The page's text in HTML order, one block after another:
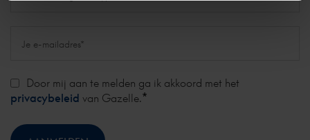
Door mij aan te melden ga ik akkoord met het
privacybeleid van Gazelle.*